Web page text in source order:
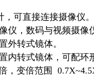
可直接连接摄像仪。
仪，数码与视频摄像
转式镜体。
转式镜体，可配环
变倍范围